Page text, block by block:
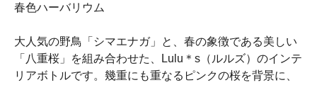
春色ハーバリウム
大人気の野鳥「シマエナガ」と、春の象徴である美しい
「八重桜」を組み合わせた、Lulu＊s（ルルズ）のインテ
リアボトルです。幾重にも重なるピンクの桜を背景に、